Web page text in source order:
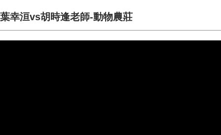
葉幸洹vs胡時逢老師-動物農莊